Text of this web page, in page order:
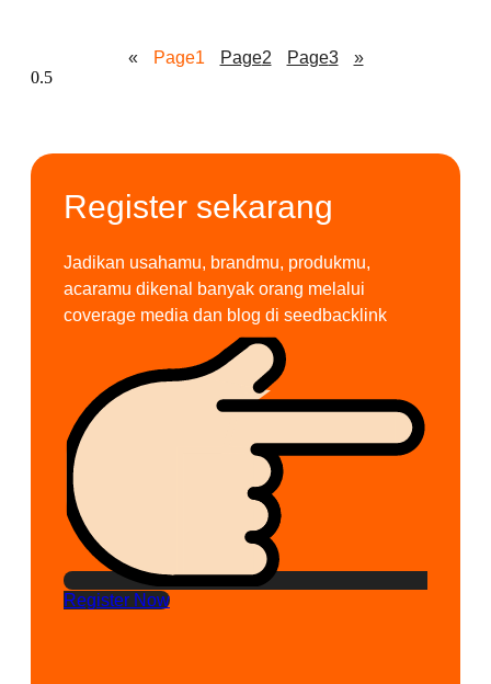
« Page1 Page2 Page3 »
Register sekarang
Jadikan usahamu, brandmu, produkmu,
acaramu dikenal banyak orang melalui
coverage media dan blog di seedbacklink
Register Now